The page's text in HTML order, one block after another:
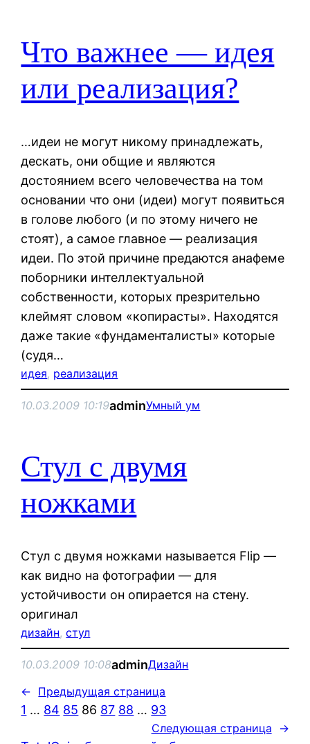
Что важнее — идея
или реализация?
…идеи не могут никому принадлежать,
дескать, они общие и являются
достоянием всего человечества на том
основании что они (идеи) могут появиться
в голове любого (и по этому ничего не
стоят), а самое главное — реализация
идеи. По этой причине предаются анафеме
поборники интеллектуальной
собственности, которых презрительно
клеймят словом «копирасты». Находятся
даже такие «фундаменталисты» которые
(судя…
идея, реализация
10.03.2009 10:19adminУмный ум
Стул с двумя
ножками
Стул с двумя ножками называется Flip —
как видно на фотографии — для
устойчивости он опирается на стену.
оригинал
дизайн, стул
10.03.2009 10:08adminДизайн
← Предыдущая страница
1 … 84 85 86 87 88 … 93
Следующая страница →